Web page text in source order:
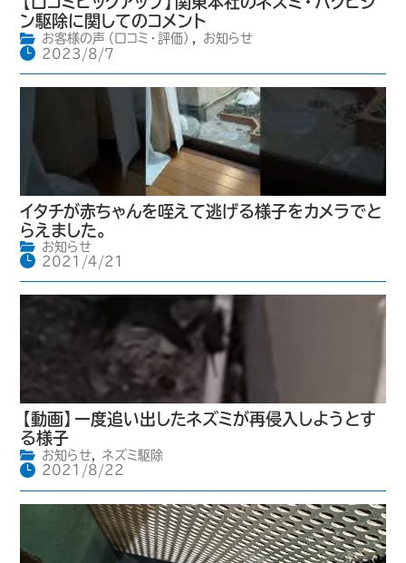
ン駆除に関してのコメント
お客様の声（口コミ・評価） ,
お知らせ
2023/8/7
イタチが赤ちゃんを咥えて逃げる様子をカメラでと
らえました。
お知らせ
2021/4/21
【動画】一度追い出したネズミが再侵入しようとす
る様子
お知らせ,
ネズミ駆除
2021/8/22